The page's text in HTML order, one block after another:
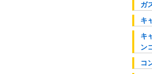
ガ
キ
キ
ン
コ